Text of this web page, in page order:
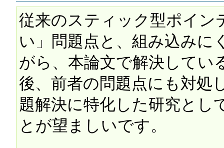
従来のスティック型ポイン
い」問題点と、組み込みに
がら、本論文で解決してい
後、前者の問題点にも対処
題解決に特化した研究とし
とが望ましいです。